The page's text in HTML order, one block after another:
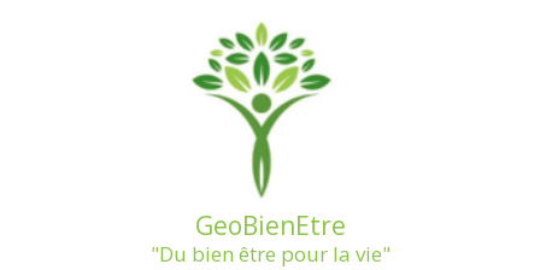
GeoBienEtre
"Du bien être pour la vie"